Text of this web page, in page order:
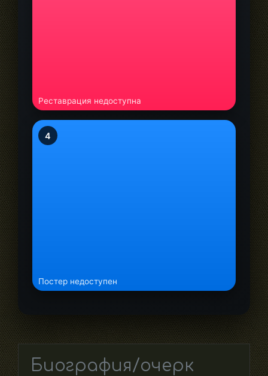
Реставрация недоступна
4
Постер недоступен
Биография/очерк